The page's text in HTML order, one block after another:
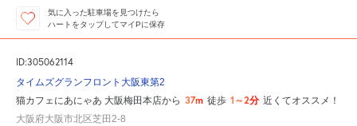
気に入った駐車場を見つけたら
ハートをタップしてマイPに保存
ID:305062114
タイムズグランフロント大阪東第2
猫カフェにあにゃあ 大阪梅田本店から 37m 徒歩 1～2分 近くてオススメ！
大阪府大阪市北区芝田2-8